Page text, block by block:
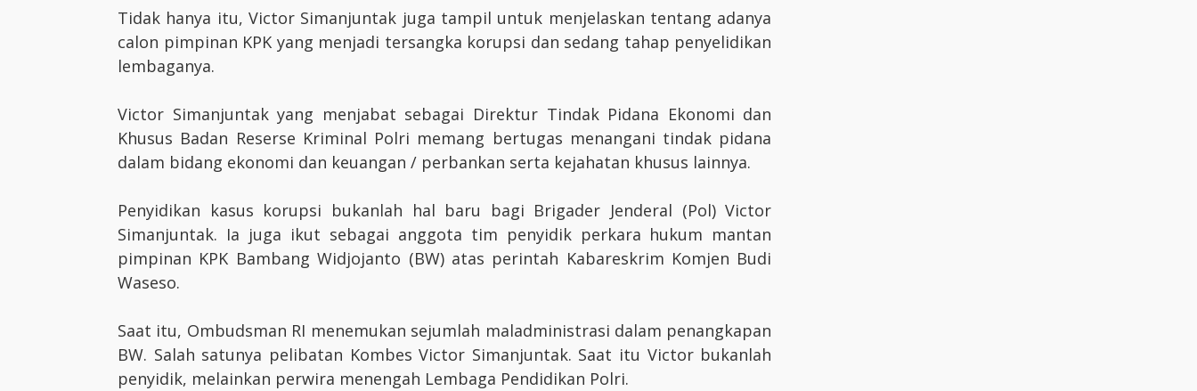
Tidak hanya itu, Victor Simanjuntak juga tampil untuk menjelaskan tentang adanya
calon pimpinan KPK yang menjadi tersangka korupsi dan sedang tahap penyelidikan
lembaganya.
Victor Simanjuntak yang menjabat sebagai Direktur Tindak Pidana Ekonomi dan
Khusus Badan Reserse Kriminal Polri memang bertugas menangani tindak pidana
dalam bidang ekonomi dan keuangan / perbankan serta kejahatan khusus lainnya.
Penyidikan kasus korupsi bukanlah hal baru bagi Brigader Jenderal (Pol) Victor
Simanjuntak. Ia juga ikut sebagai anggota tim penyidik perkara hukum mantan
pimpinan KPK Bambang Widjojanto (BW) atas perintah Kabareskrim Komjen Budi
Waseso.
Saat itu, Ombudsman RI menemukan sejumlah maladministrasi dalam penangkapan
BW. Salah satunya pelibatan Kombes Victor Simanjuntak. Saat itu Victor bukanlah
penyidik, melainkan perwira menengah Lembaga Pendidikan Polri.